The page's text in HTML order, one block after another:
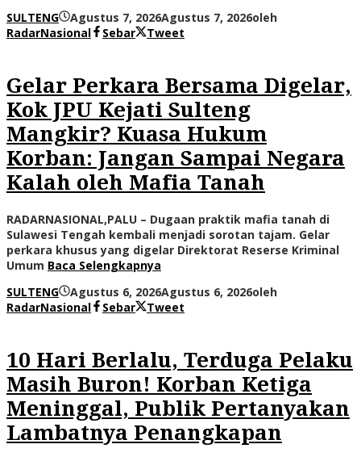
SULTENG
Agustus 7, 2026Agustus 7, 2026oleh
RadarNasional
Sebar Tweet
Gelar Perkara Bersama Digelar,
Kok JPU Kejati Sulteng
Mangkir? Kuasa Hukum
Korban: Jangan Sampai Negara
Kalah oleh Mafia Tanah
RADARNASIONAL,PALU – Dugaan praktik mafia tanah di
Sulawesi Tengah kembali menjadi sorotan tajam. Gelar
perkara khusus yang digelar Direktorat Reserse Kriminal
Umum Baca Selengkapnya
SULTENG
Agustus 6, 2026Agustus 6, 2026oleh
RadarNasional
Sebar Tweet
10 Hari Berlalu, Terduga Pelaku
Masih Buron! Korban Ketiga
Meninggal, Publik Pertanyakan
Lambatnya Penangkapan